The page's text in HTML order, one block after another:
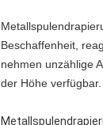
Beschaffenheit,
nehmen unzählige
der Höhe verfügbar.